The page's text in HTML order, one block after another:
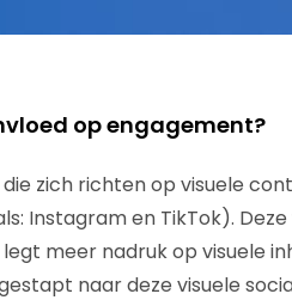
op engagement?
zich richten op visuele
Instagram en TikTok).
meer nadruk op visuele
naar deze visuele